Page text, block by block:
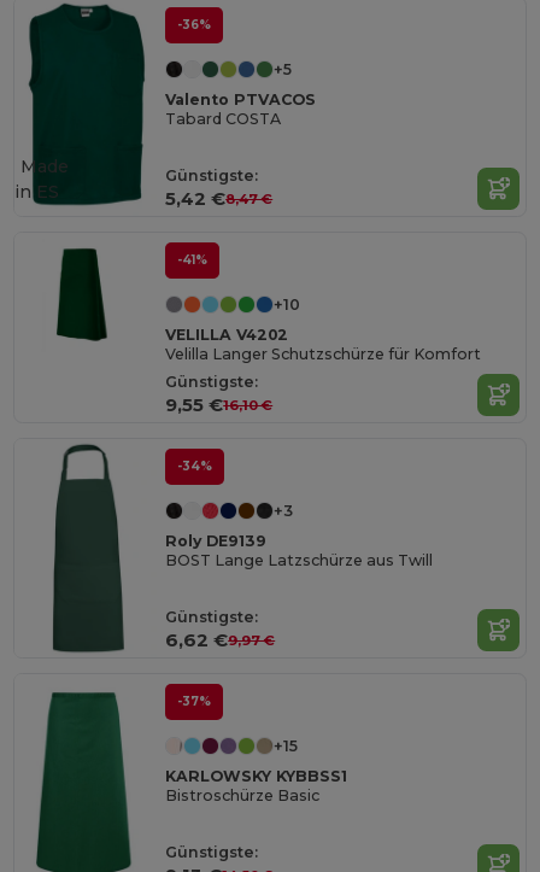
-36%
+5
Valento PTVACOS
Tabard COSTA
Günstigste:
5,42 €8,47 €
Made
in ES
-41%
+10
VELILLA V4202
Velilla Langer Schutzschürze für Komfort
Günstigste:
9,55 €16,10 €
-34%
+3
Roly DE9139
BOST Lange Latzschürze aus Twill
Günstigste:
6,62 €9,97 €
-37%
+15
KARLOWSKY KYBBSS1
Bistroschürze Basic
Günstigste: